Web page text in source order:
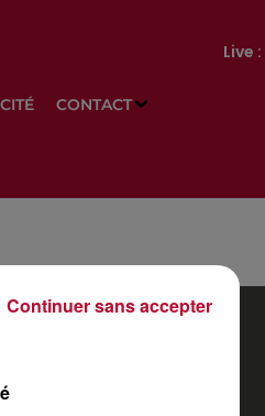
CONTACT
Live :
Continuer sans accepter